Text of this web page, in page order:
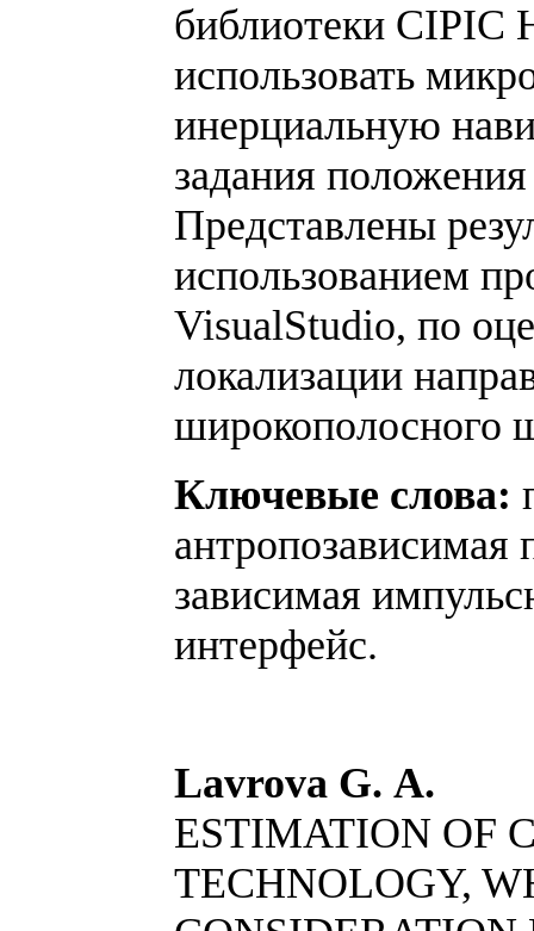
библиотеки CIPIC
использовать
инерциальную
задания
Представлены
использованием
VisualStudio, по
локализации
широкополосного
Ключевые слова:
антропозависимая
зависимая
интерфейс.
Lavrova G. А.
ESTIMATION OF
TECHNOLOGY,